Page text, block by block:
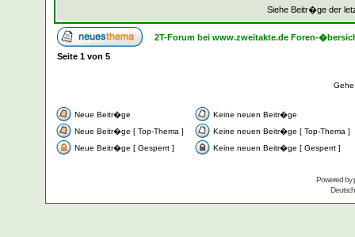
Siehe Beitr�ge der
2T-Forum bei www.zweitakte.de Foren-
Seite 1von 5
Neue Beitr�ge
Keine neuen Beitr�ge
Neue Beitr�ge [ Top-Thema ]
Keine neuen Beitr�ge [ Top-Thema ]
Neue Beitr�ge [ Gesperrt ]
Keine neuen Beitr�ge [ Gesperrt ]
Powered by